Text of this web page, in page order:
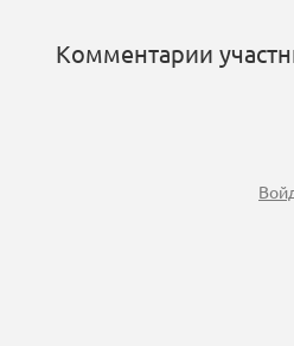
Комментарии